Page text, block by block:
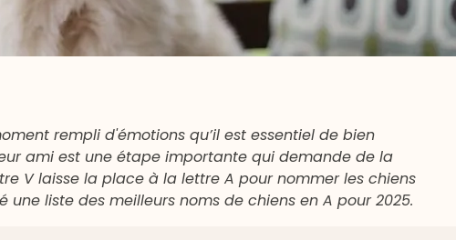
rempli d'émotions qu’il est essentiel de bien
ami est une étape importante qui demande de la
V laisse la place à la lettre A pour nommer les chiens
liste des meilleurs noms de chiens en A pour 2025.